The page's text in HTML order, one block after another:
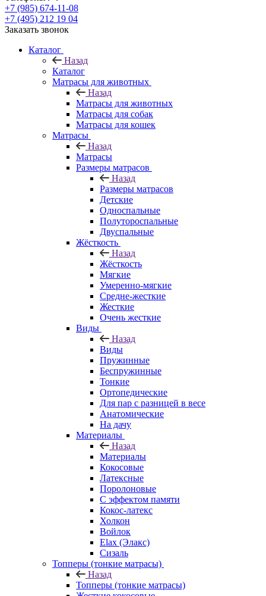
+7 (985) 674-11-08
+7 (495) 212 19 04
Заказать звонок
Каталог
Назад
Каталог
Матрасы для животных
Назад
Матрасы для животных
Матрасы для собак
Матрасы для кошек
Матрасы
Назад
Матрасы
Размеры матрасов
Назад
Размеры матрасов
Детские
Односпальные
Полутороспальные
Двуспальные
Жёсткость
Назад
Жёсткость
Мягкие
Умеренно-мягкие
Средне-жесткие
Жесткие
Очень жесткие
Виды
Назад
Виды
Пружинные
Беспружинные
Тонкие
Ортопедические
Для пар с разницей в весе
Анатомические
На дачу
Материалы
Назад
Материалы
Кокосовые
Латексные
Поролоновые
С эффектом памяти
Кокос-латекс
Холкон
Войлок
Elax (Элакс)
Сизаль
Топперы (тонкие матрасы)
Назад
Топперы (тонкие матрасы)